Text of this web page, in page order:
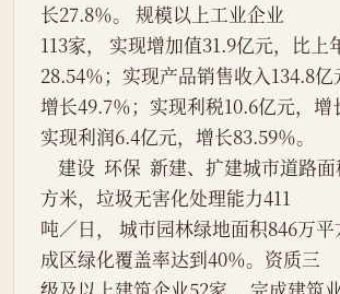
长27.8％。 规模以上工业企业
113家， 实现增加值31.9亿元，比上
28.54％；实现产品销售收入134.8亿
增长49.7％；实现利税10.6亿元，增
实现利润6.4亿元，增长83.59％。
方米，垃圾无害化处理能力411
吨／日， 城市园林绿地面积846万
成区绿化覆盖率达到40％。资质三